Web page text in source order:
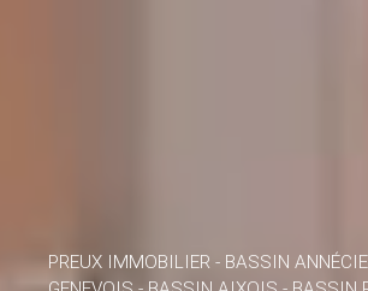
PREUX IMMOBILIER - BASSIN